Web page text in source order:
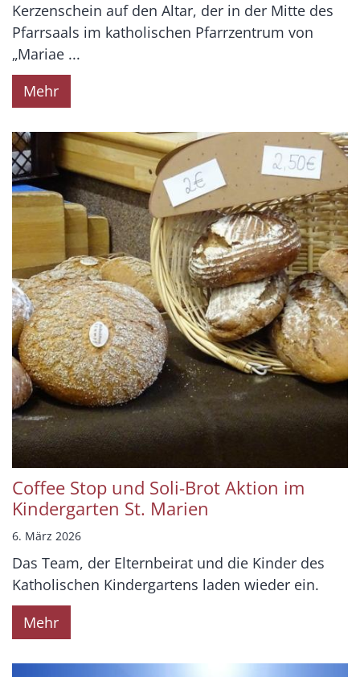
Kerzenschein auf den Altar, der in der Mitte des
Pfarrsaals im katholischen Pfarrzentrum von
„Mariae ...
Mehr
Coffee Stop und Soli-Brot Aktion im
Kindergarten St. Marien
6. März 2026
Das Team, der Elternbeirat und die Kinder des
Katholischen Kindergartens laden wieder ein.
Mehr